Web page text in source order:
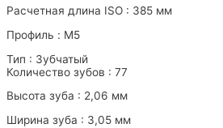
Расчетная длина ISO : 385 мм
Профиль : M5
Тип : Зубчатый
Количество зубов : 77
Высота зуба : 2,06 мм
Ширина зуба : 3,05 мм